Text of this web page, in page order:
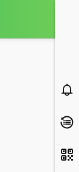
出售、房價分析